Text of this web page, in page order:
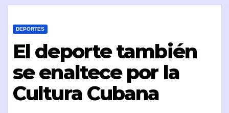
DEPORTES
El deporte también
se enaltece por la
Cultura Cubana